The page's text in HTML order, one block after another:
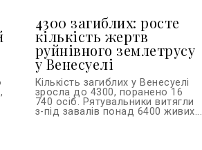
4300 загиблих: росте
кількість жертв
руйнівного землетрусу
у Венесуелі
Кількість загиблих у Венесуелі
зросла до 4300, поранено 16
740 осіб. Рятувальники витягли
з-під завалів понад 6400 живих...